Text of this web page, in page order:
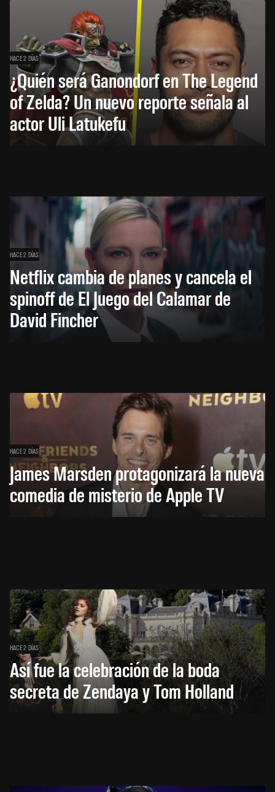
HACE 2 DÍAS
¿Quién será Ganondorf en The Legend
of Zelda? Un nuevo reporte señala al
actor Uli Latukefu
HACE 2 DÍAS
Netflix cambia de planes y cancela el
spinoff de El Juego del Calamar de
David Fincher
HACE 2 DÍAS
James Marsden protagonizará la nueva
comedia de misterio de Apple TV
HACE 2 DÍAS
Así fue la celebración de la boda
secreta de Zendaya y Tom Holland